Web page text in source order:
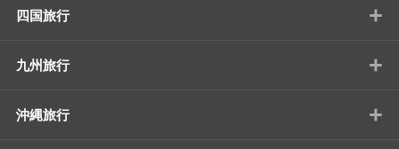
四国旅行 +
九州旅行 +
沖縄旅行 +